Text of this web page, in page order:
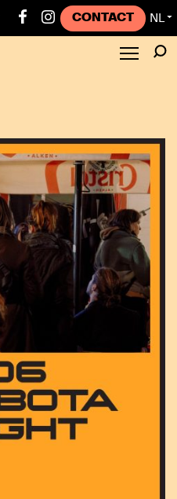
🍉 STOP GENOCIDE 🍉 FREE
CONTACT NL ▼